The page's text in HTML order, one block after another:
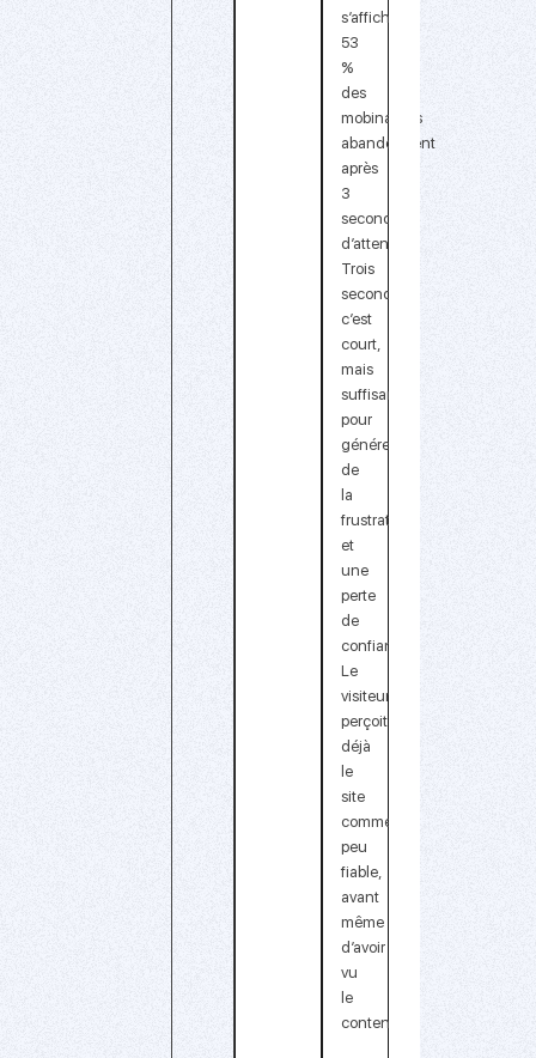
s’afficher.
53
%
des
mobinautes
abandonnent
après
3
secondes
d’attente
Trois
secondes,
c’est
court,
mais
suffisant
pour
générer
de
la
frustration
et
une
perte
de
confiance.
Le
visiteur
perçoit
déjà
le
site
comme
peu
fiable,
avant
même
d’avoir
vu
le
contenu.